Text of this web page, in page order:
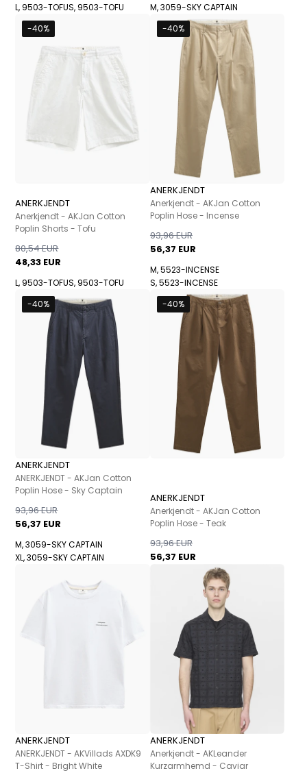
L, 9503-TOFUS, 9503-TOFU
M, 3059-SKY CAPTAIN
-40%
ANERKJENDT
Anerkjendt - AKJan Cotton
Poplin Shorts - Tofu
48,33 EUR
80,54 EUR
L, 9503-TOFUS, 9503-TOFU
-40%
ANERKJENDT
Anerkjendt - AKJan Cotton
Poplin Hose - Incense
56,37 EUR
93,96 EUR
M, 5523-INCENSE
S, 5523-INCENSE
-40%
ANERKJENDT
ANERKJENDT - AKJan Cotton
Poplin Hose - Sky Captain
56,37 EUR
93,96 EUR
M, 3059-SKY CAPTAIN
XL, 3059-SKY CAPTAIN
-40%
ANERKJENDT
Anerkjendt - AKJan Cotton
Poplin Hose - Teak
56,37 EUR
93,96 EUR
ANERKJENDT
ANERKJENDT - AKVillads AXDK9
T-Shirt - Bright White
ANERKJENDT
Anerkjendt - AKLeander
Kurzarmhemd - Caviar